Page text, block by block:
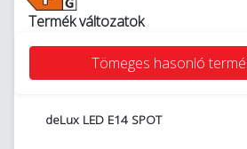
Termék változatok
Tömeges hasonló
deLux LED E14 SPOT